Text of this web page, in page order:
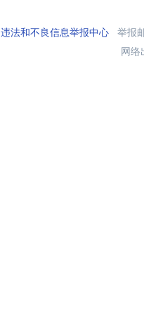
违法和不良信息举报中心举报
网